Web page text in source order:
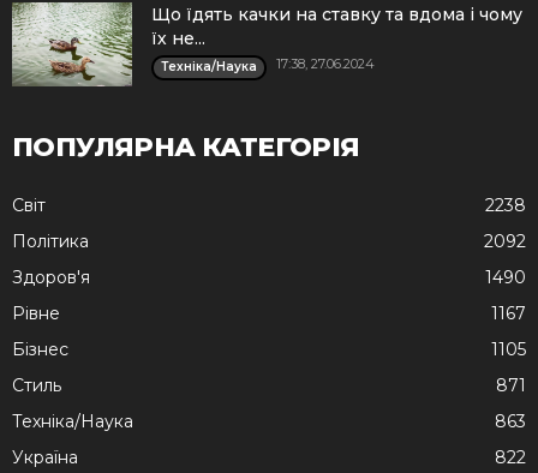
Що їдять качки на ставку та вдома і чому
їх не...
Техніка/Наука 17:38, 27.06.2024
ПОПУЛЯРНА КАТЕГОРІЯ
Cвіт
2238
Політика
2092
Здоров'я
1490
Рівне
1167
Бізнес
1105
Стиль
871
Техніка/Наука
863
Україна
822